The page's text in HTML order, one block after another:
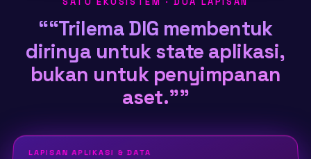
““Trilema DIG membentuk
dirinya untuk state aplikasi,
bukan untuk penyimpanan
aset.””
LAPISAN APLIKASI & DATA